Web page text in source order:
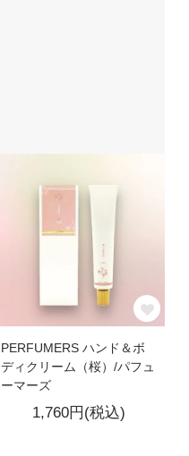
PERFUMERS ハンド＆ボ
ディクリーム（桜）/パフュ
ーマーズ
1,760円(税込)